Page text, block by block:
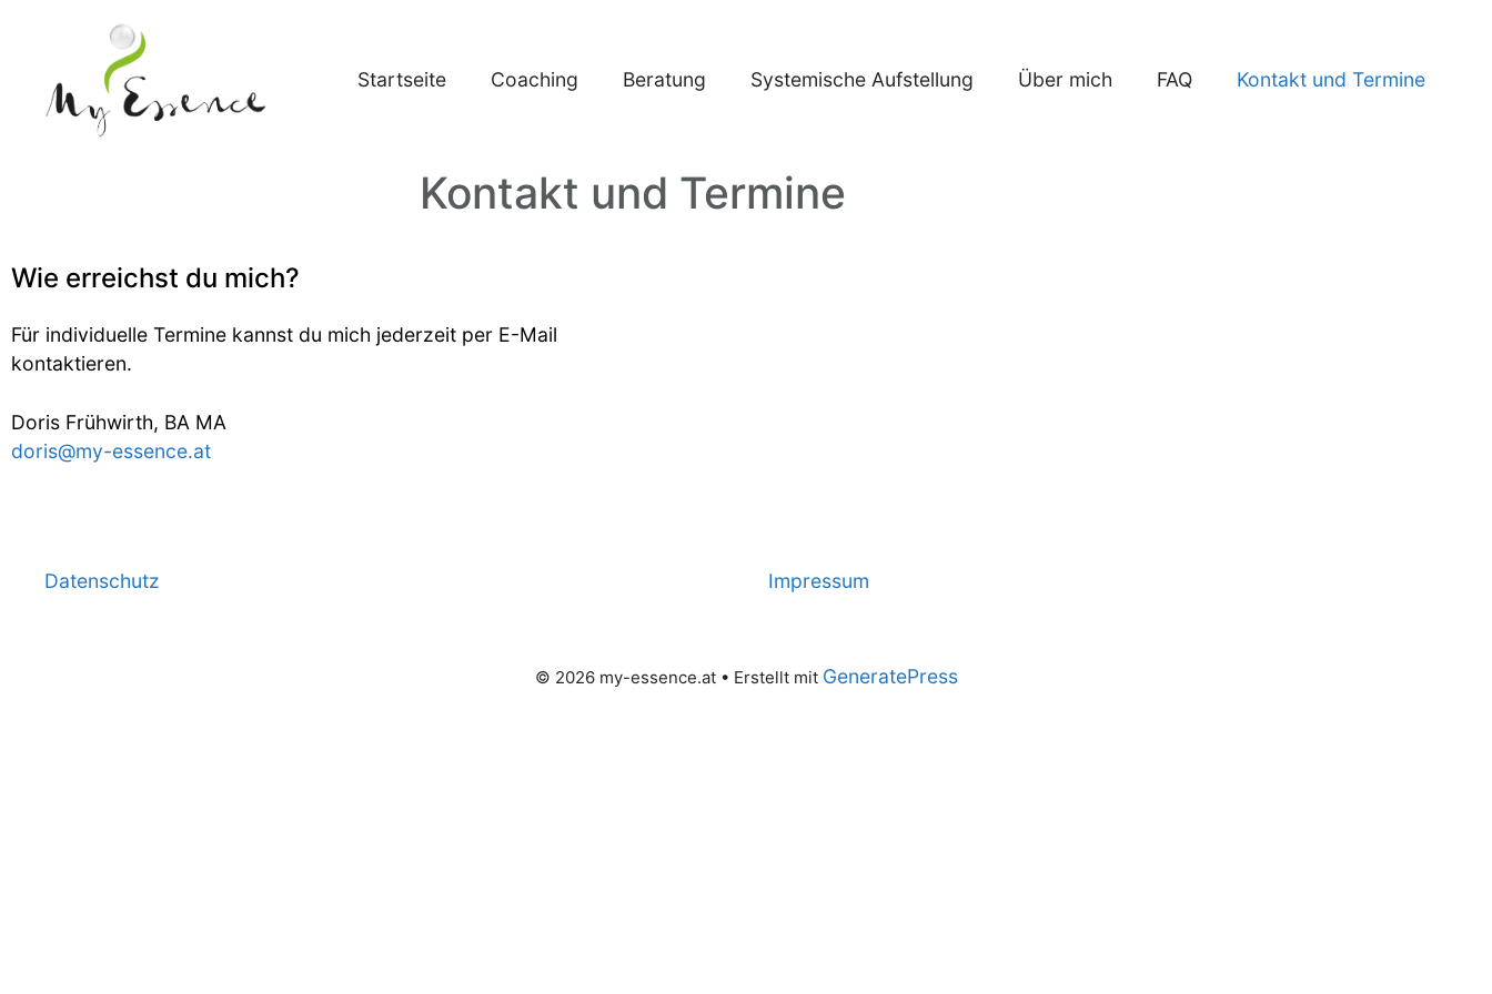
Startseite Coaching Beratung Systemische Aufstellung Über mich FAQ Kontakt und Termine
Kontakt und Termine
Wie erreichst du mich?
Für individuelle Termine kannst du mich jederzeit per E-Mail
kontaktieren.
Doris Frühwirth, BA MA
doris@my-essence.at
Datenschutz Impressum
© 2026 my-essence.at• Erstellt mit GeneratePress